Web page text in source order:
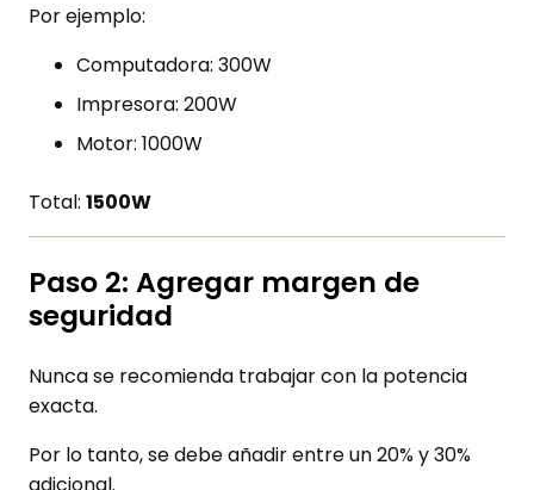
Por ejemplo:
Computadora: 300W
Impresora: 200W
Motor: 1000W
Total: 1500W
Paso 2: Agregar margen de
seguridad
Nunca se recomienda trabajar con la potencia
exacta.
Por lo tanto, se debe añadir entre un 20% y 30%